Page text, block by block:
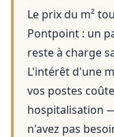
Le prix du m²
Pontpoint : un
reste à charge
L'intérêt d'une
vos postes
hospitalisation
n'avez pas